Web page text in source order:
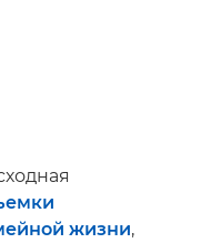
жизни,